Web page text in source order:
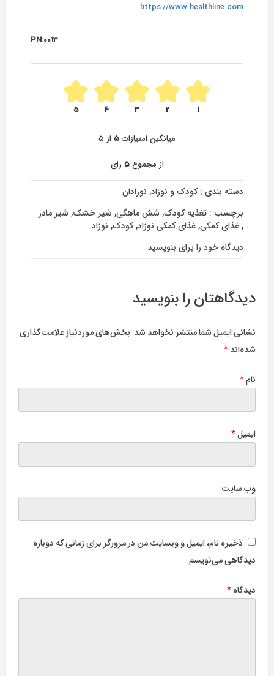
https://www.healthline.com
PN:0013
5 4 3 2 1
میانگین امتیازات۵ از ۵
از مجموع۵ رای
دسته بندی :کودک و نوزاد, نوزادان
برچسب : تغذیه کودک, شش ماهگی, شیر خشک, شیر مادر
,غذای کمکی,غذای کمکی نوزاد,کودک, نوزاد
دیدگاه خود را برای on
از
ماهی
شروع
بنویسید
دیدگاهتان را بنویسید
نشانی ایمیل شما منتشر نخواهد شد. بخش‌های موردنیاز علامت‌گذاری
شده‌اند *
نام*
ایمیل *
وب‌ سایت
ذخیره نام، ایمیل و وبسایت من در مرورگر برای زمانی که دوباره
دیدگاهی می‌نویسم.
دیدگاه *